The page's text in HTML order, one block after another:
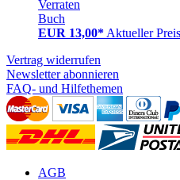
Verraten
Buch
EUR 13,00* Aktueller
Vertrag widerrufen
Newsletter abonnieren
FAQ- und Hilfethemen
AGB